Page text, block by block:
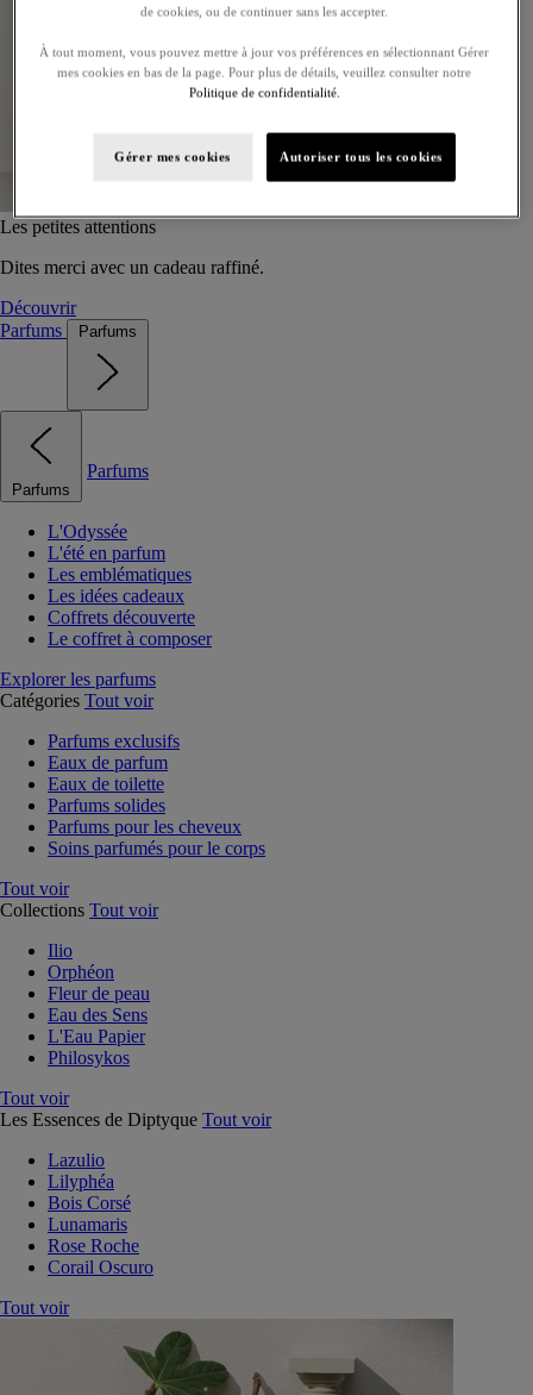
Les petites attentions
Dites merci avec un cadeau raffiné.
Découvrir
Parfums
Parfums
Parfums
Parfums
L'Odyssée
L'été en parfum
Les emblématiques
Les idées cadeaux
Coffrets découverte
Le coffret à composer
Explorer les parfums
Catégories Tout voir
Parfums exclusifs
Eaux de parfum
Eaux de toilette
Parfums solides
Parfums pour les cheveux
Soins parfumés pour le corps
Tout voir
Collections Tout voir
Ilio
Orphéon
Fleur de peau
Eau des Sens
L'Eau Papier
Philosykos
Tout voir
Les Essences de Diptyque Tout voir
Lazulio
Lilyphéa
Bois Corsé
Lunamaris
Rose Roche
Corail Oscuro
Tout voir
de cookies, ou de continuer sans les accepter.
À tout moment, vous pouvez mettre à jour vos préférences en sélectionnant Gérer
mes cookies en bas de la page. Pour plus de détails, veuillez consulter notre
Politique de confidentialité.
Gérer mes cookies Autoriser tous les cookies